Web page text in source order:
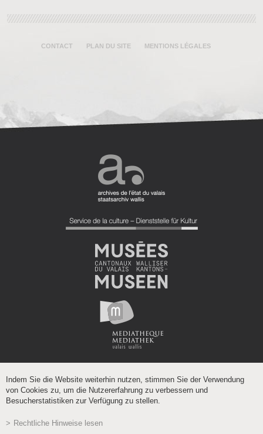
CONTACT PLAN DU SITE MENTIONS LÉGALES
Indem Sie die Website weiterhin nutzen, stimmen Sie der Verwendung
von Cookies zu, um die Nutzererfahrung zu verbessern und
Besucherstatistiken zur Verfügung zu stellen.
Rechtliche Hinweise lesen